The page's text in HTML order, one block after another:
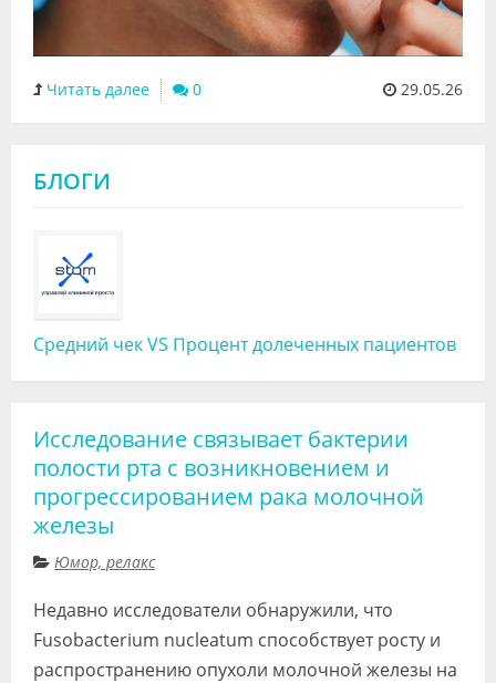
Читать далее 0 29.05.26
БЛОГИ
Средний чек VS Процент долеченных пациентов
Исследование связывает бактерии
полости рта с возникновением и
прогрессированием рака молочной
железы
Юмор, релакс
Недавно исследователи обнаружили, что
Fusobacterium nucleatum способствует росту и
распространению опухоли молочной железы на